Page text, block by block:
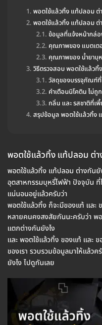
พอตใช้แล้วทิ้ง แท้ปลอม ต่
พอตใช้แล้วทิ้ง แท้ปลอม ต่
ข้อมูลที่แจ้งหน้ากล่อ
คุณภาพของ แบตเต
คุณภาพของ น้ำยาบุ
วิธีตรวจสอบ พอตใช้แล้วทิ้
วัสดุของบรรจุภัณฑ์
คำเตือนนิโคติน ไม่ถู
กลิ่น และ รสชาติที่เ
สรุปข้อมูล พอตใช้แล้วทิ้ง
พอตใช้แล้วทิ้ง แท้ปลอม ต่า
พอตใช้แล้วทิ้ง แท้ปลอม ต่างกันยั
อุตสาหกรรมบุหรี่ไฟฟ้า ปัจจุบัน ที่
แน่นอนอยู่แล้วครับว่า
พอตใช้แล้วทิ้ง ก็จะมีของแท้ และ
หลายคนคงสงสัยกันนะครับว่า พ
แตกต่างกันยังไง
และ พอตใช้แล้วทิ้ง ของแท้ และ
ของเรา รวบรวมข้อมูลมาให้แล้ว
ยังไง ไปดูกันเลย